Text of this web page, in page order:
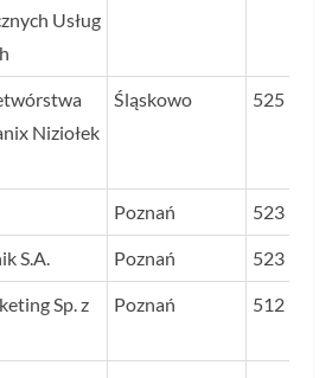
Usług
Niziołek
Śląskowo 525
Poznań 523
S.A. Poznań 523
Sp. z
Poznań 512